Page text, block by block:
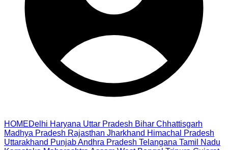
HOMEDelhi Haryana Uttar Pradesh Bihar Chhattisgarh
Madhya Pradesh Rajasthan Jharkhand Himachal Pradesh
Uttarakhand PunjabAndhra Pradesh Telangana Tamil Nadu